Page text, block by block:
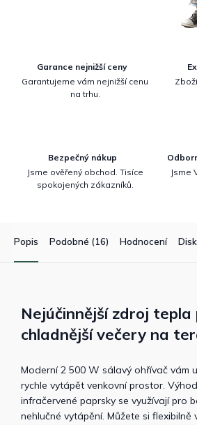
Garance nejnižší ceny
Garantujeme vám nejnižší cenu
na trhu.
Bezpečný nákup
Jsme ověřený obchod. Tisíce
spokojených zákazníků.
Jsme
Popis Podobné (16) Hodnocení
Nejúčinnější zdroj tepla
chladnější večery na
Moderní 2 500 W sálavý ohřívač vám
rychle vytápět venkovní prostor.
infračervené paprsky se využívají pro
nehlučné vytápění. Můžete si flexibilně